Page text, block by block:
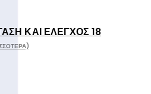
ΚΑΙ ΈΛΕΓΧΟΣ 18